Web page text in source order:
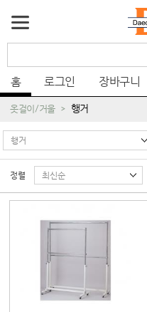
홈 로그인 장바구니
옷걸이/거울 행거
정렬